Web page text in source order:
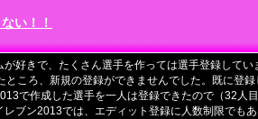
い！！
好きで、たくさん選手を作っては選手登録して
ころ、新規の登録ができませんでした。既に登
で作成した選手を一人は登録できたので（32人
ブン2013では、エディット登録に人数制限でも